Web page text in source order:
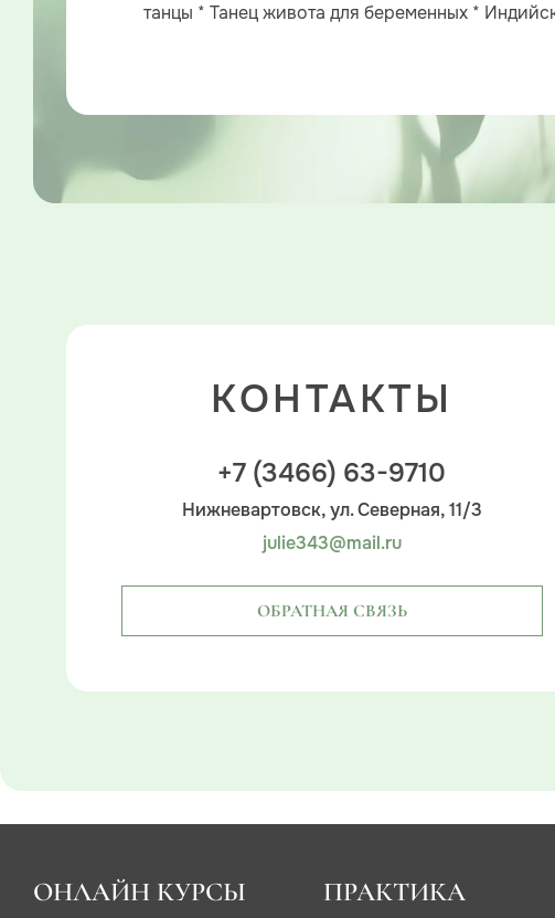
танцы * Танец живота для беременных *
КОНТАКТЫ
+7 (3466) 63-9710
Нижневартовск, ул. Северная, 11/3
julie343@mail.ru
ОБРАТНАЯ СВЯЗЬ
ОНЛАЙН КУРСЫ ПРАКТИКА